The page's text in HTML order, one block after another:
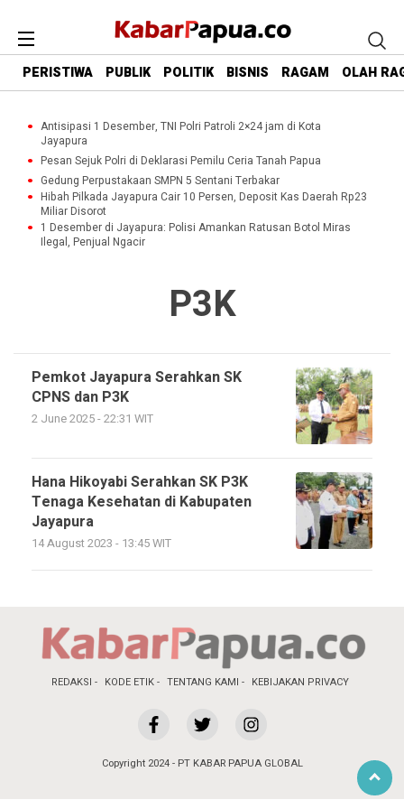
PERISTIWA PUBLIK POLITIK BISNIS RAGAM OLAH
Antisipasi 1 Desember, TNI Polri Patroli 2×24 jam di Kota
Jayapura
Pesan Sejuk Polri di Deklarasi Pemilu Ceria Tanah Papua
Gedung Perpustakaan SMPN 5 Sentani Terbakar
Hibah Pilkada Jayapura Cair 10 Persen, Deposit Kas Daerah Rp23
Miliar Disorot
1 Desember di Jayapura: Polisi Amankan Ratusan Botol Miras
Ilegal, Penjual Ngacir
P3K
Pemkot Jayapura Serahkan SK
CPNS dan P3K
2 June 2025 - 22:31 WIT
Hana Hikoyabi Serahkan SK P3K
Tenaga Kesehatan di Kabupaten
Jayapura
14 August 2023 - 13:45 WIT
REDAKSI KODE ETIK TENTANG KAMI KEBIJAKAN PRIVACY
Copyright 2024 - PT KABAR PAPUA GLOBAL